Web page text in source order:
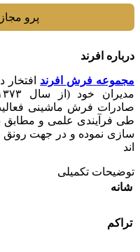
پرو
درباره افرند
مجموعه فرش افرند
صادرات فرش ماشینی
طی فرآیندی علمی و مطابق با
سازی نموده و در جهت رونق
اند
توضیحات تکمیلی
شانه
تراکم